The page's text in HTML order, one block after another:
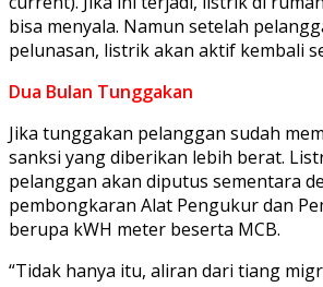
bisa menyala. Namun setelah
pelunasan, listrik akan aktif kembali
Dua Bulan Tunggakan
Jika tunggakan pelanggan sudah
sanksi yang diberikan lebih berat.
pelanggan akan diputus sementara
pembongkaran Alat Pengukur dan
berupa kWH meter beserta MCB.
“Tidak hanya itu, aliran dari tiang